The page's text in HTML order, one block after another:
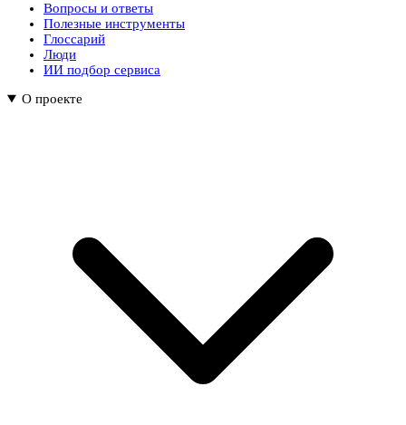
Вопросы и ответы
Полезные инструменты
Глоссарий
Люди
ИИ подбор сервиса
О проекте